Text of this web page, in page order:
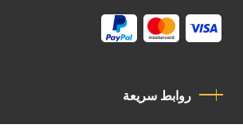
روابط سريعة